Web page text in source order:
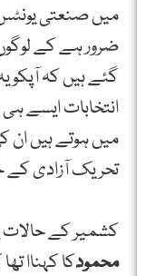
میں صنعتی
ضرور ہے کے
گئے ہیں کہ آپکو
انتخابات ایسے
میں ہوتے ہیں
تحریک آزادی کے
کشمیر کے حالات
محمودکا کہناا